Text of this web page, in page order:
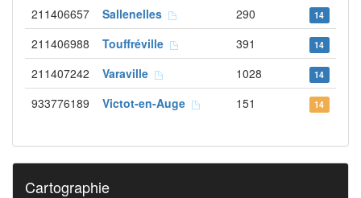
211406657 Sallenelles 290 14
211406988 Touffréville 391 14
211407242 Varaville 1028 14
933776189 Victot-en-Auge 151 14
Cartographie